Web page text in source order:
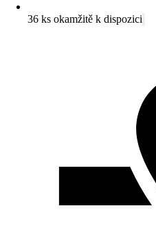
36 ks okamžitě k dispozici